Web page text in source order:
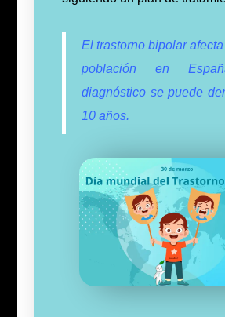
El trastorno bipolar
población en
diagnóstico se puede
10 años.